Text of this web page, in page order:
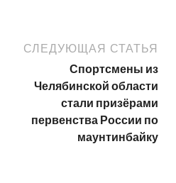
СЛЕДУЮЩАЯ СТАТЬЯ
Спортсмены из
Челябинской области
стали призёрами
первенства России по
маунтинбайку